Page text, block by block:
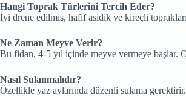
Hangi Toprak Türlerini Tercih Eder?
İyi drene edilmiş, hafif asidik ve kireçli
Ne Zaman Meyve Verir?
Bu fidan, 4-5 yıl içinde meyve vermeye başlar.
Nasıl Sulanmalıdır?
Özellikle yaz aylarında düzenli sulama